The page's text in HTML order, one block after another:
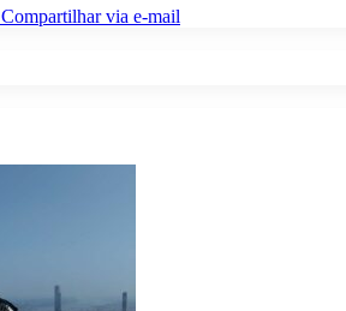
Compartilhar via e-mail